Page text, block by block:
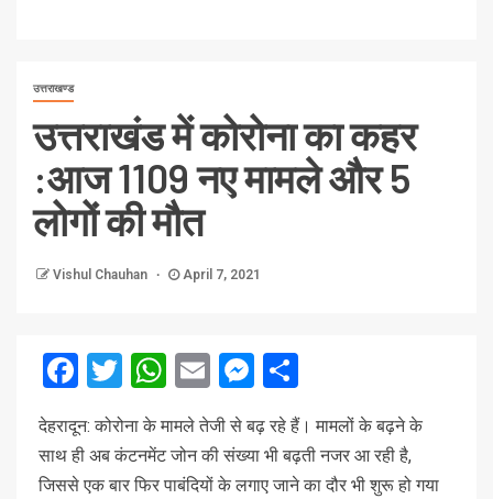
उत्तराखण्ड
उत्तराखंड में कोरोना का कहर
:आज 1109 नए मामले और 5
लोगों की मौत
Vishul Chauhan April 7, 2021
Facebook
Twitter
WhatsApp
EmailMessenger
देहरादून: कोरोना के मामले तेजी से बढ़ रहे हैं। मामलों के बढ़ने के
साथ ही अब कंटनमेंट जोन की संख्या भी बढ़ती नजर आ रही है,
जिससे एक बार फिर पाबंदियों के लगाए जाने का दौर भी शुरू हो गया